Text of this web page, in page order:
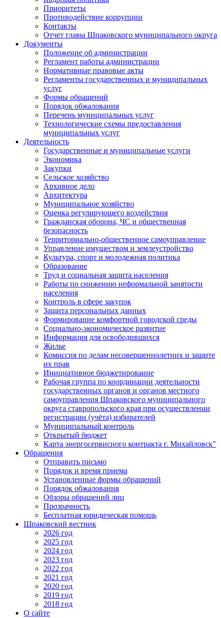
Приоритеты
Противодействие коррупции
Контакты
Отчет главы Шпаковского муниципального округа
Документы
Положение об администрации
Регламент работы администрации
Нормативные правовые акты
Регламенты государственных и муниципальных
услуг
Формы обращений
Порядок обжалования
Перечень муниципальных услуг
Технологические схемы предоставления
муниципальных услуг
Деятельность
Государственные и муниципальные услуги
Экономика
Закупки
Сельское хозяйство
Архивное дело
Архитектура
Муниципальное хозяйство
Оценка регулирующего воздействия
Гражданская оборона, ЧС и общественная
безопасность
Территориально-общественное самоуправление
Управление имуществом и землеустройство
Культура, спорт и молодежная политика
Образование
Труд и социальная защита населения
Работы по снижению неформальной занятости
населения
Контроль в сфере закупок
Защита персональных данных
Формирование комфортной городской среды
Социально-экономическое развитие
Информация для освободившихся
Жилье
Комиссия по делам несовершеннолетних и защите
их прав
Инициативное бюджетирование
Рабочая группа по координации деятельности
государственных органов и органов местного
самоуправления Шпаковского муниципального
округа ставропольского края при осуществлении
регистрации (учёта) избирателей
Муниципальный контроль
Открытый бюджет
Карта энергосервисного контракта г. Михайловск"
Обращения
Отправить письмо
Порядок и время приема
Установленные формы обращений
Порядок обжалования
Обзоры обращений лиц
Прозрачность
Бесплатная юридическая помощь
Шпаковский вестник
2026 год
2025 год
2024 год
2023 год
2022 год
2021 год
2020 год
2019 год
2018 год
О сайте